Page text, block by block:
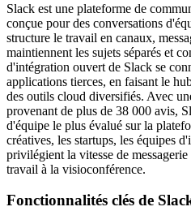
Slack est une plateforme de
conçue pour des conversations
structure le travail en canaux,
maintiennent les sujets séparés et
d'intégration ouvert de Slack se
applications tierces, en faisant le
des outils cloud diversifiés. Avec
provenant de plus de 38 000 avis,
d'équipe le plus évalué sur la
créatives, les startups, les équipes
privilégient la vitesse de
travail à la visioconférence.
Fonctionnalités clés de